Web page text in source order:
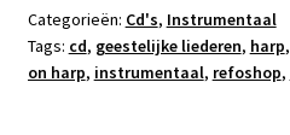
Categorieën: Cd's, Instrumentaal
Tags: cd, geestelijke liederen, harp,
on harp, instrumentaal, refoshop,